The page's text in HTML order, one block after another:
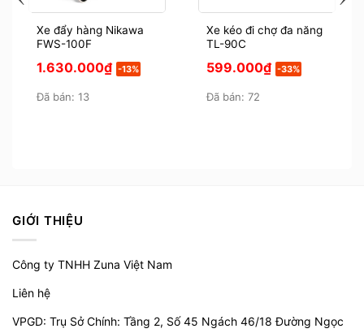
Xe đẩy hàng giá rẻ(xedayhanggiare.com) là đơn vị
phân phối chính hãng các dòng xe đẩy hàng HAM-
150S tại Việt Nam.
Xe đẩy hàng Nikawa
FWS-100F
Giá
gốc
1.880.000₫.
1.630.000₫Giá
hiện
-13%
Đã bán: 13
Xe kéo đi chợ đa năng
TL-90C
Giá
gốc
895.000₫.
599.000₫Giá
hiện
-33%
Đã bán: 72
GIỚI THIỆU
Công ty TNHH Zuna Việt Nam
Liên hệ
VPGD: Trụ Sở Chính: Tầng 2, Số 45 Ngách 46/18 Đường Ngọc